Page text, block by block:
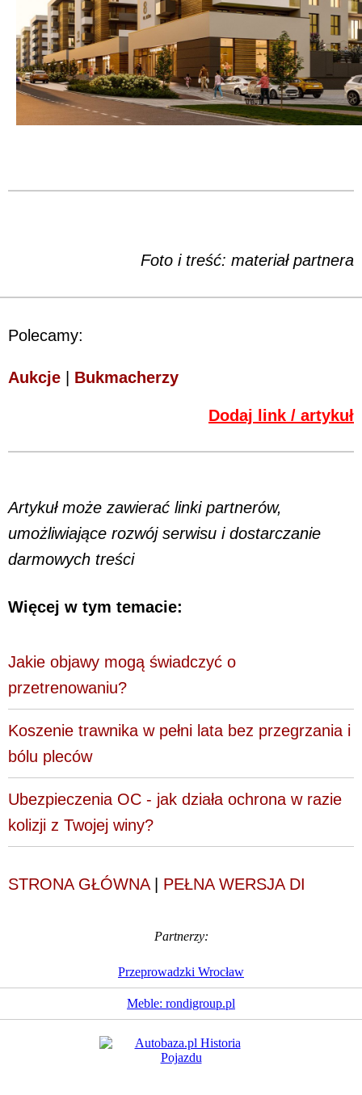
Foto i treść: materiał partnera
Polecamy:
Aukcje Bukmacherzy
Dodaj link / artykuł
Artykuł może zawierać linki partnerów,
umożliwiające rozwój serwisu i dostarczanie
darmowych treści
Więcej w tym temacie:
Jakie objawy mogą świadczyć o
przetrenowaniu?
Koszenie trawnika w pełni lata bez przegrzania i
bólu pleców
Ubezpieczenia OC - jak działa ochrona w razie
kolizji z Twojej winy?
STRONA GŁÓWNA| PEŁNA WERSJA DI
Partnerzy:
Przeprowadzki Wrocław
Meble: rondigroup.pl